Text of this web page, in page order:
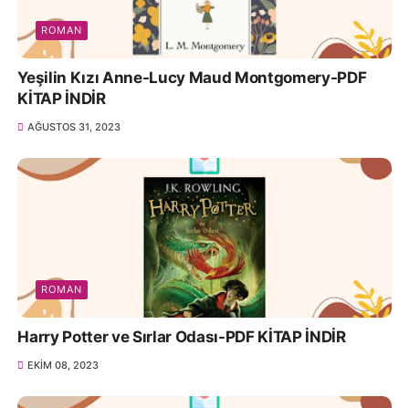
ROMAN
Yeşilin Kızı Anne-Lucy Maud Montgomery-PDF
KİTAP İNDİR
AĞUSTOS 31, 2023
ROMAN
Harry Potter ve Sırlar Odası-PDF KİTAP İNDİR
EKIM 08, 2023